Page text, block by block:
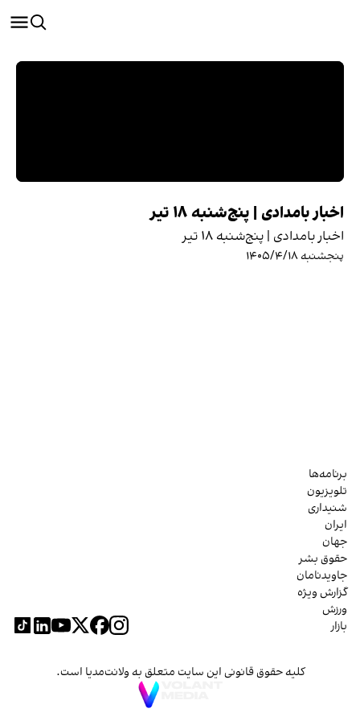
اخبار بامدادی | پنج‌شنبه ۱۸ تیر
اخبار بامدادی | پنج‌شنبه ۱۸ تیر
پنجشنبه ۱۴۰۵/۴/۱۸
برنامه‌ها
تلویزیون
شنیداری
ایران
جهان
حقوق بشر
جاویدنامان
گزارش ویژه
ورزش
بازار
کلیه حقوق قانونی این سایت متعلق به ولانت‌مدیا است.